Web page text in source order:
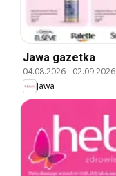
Jawa gazetka
04.08.2026- 02.09.2026
Jawa